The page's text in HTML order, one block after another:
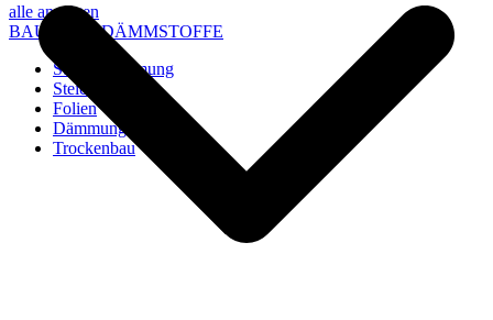
alle anzeigen
BAU- UND DÄMMSTOFFE
Steico Dämmung
Steico Zubehör
Folien
Dämmung
Trockenbau